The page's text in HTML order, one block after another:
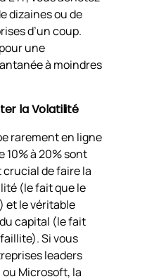
dizaines ou de
d’un coup.
une
à moindres
la Volatilité
rarement en ligne
10% à 20% sont
crucial de faire la
(le fait que le
et le véritable
capital (le fait
Si vous
leaders
ou Microsoft, la